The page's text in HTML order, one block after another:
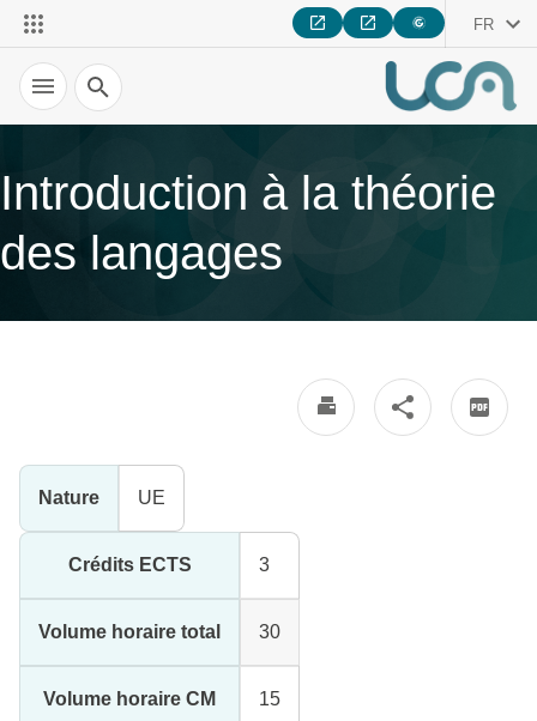
FR
Recherche
Introduction à la théorie
des langages
Nature UE
Crédits ECTS 3
Volume horaire total 30
Volume horaire CM 15